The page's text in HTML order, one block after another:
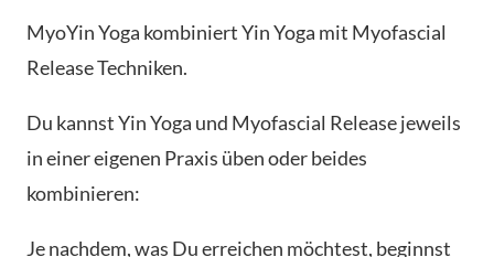
MyoYin Yoga kombiniert Yin Yoga mit Myofascial
Release Techniken.
Du kannst Yin Yoga und Myofascial Release jeweils
in einer eigenen Praxis üben oder beides
kombinieren:
Je nachdem, was Du erreichen möchtest, beginnst